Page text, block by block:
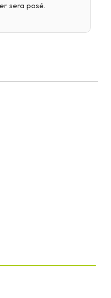
sera posé.